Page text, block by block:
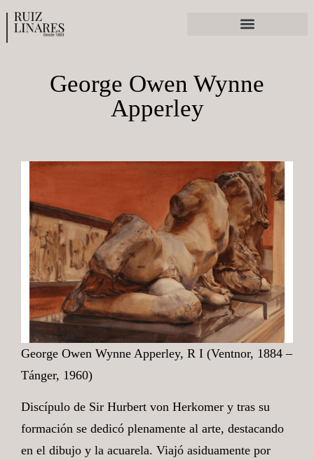
George Owen Wynne
Apperley
George Owen Wynne Apperley, R I (Ventnor, 1884 –
Tánger, 1960)
Discípulo de Sir Hurbert von Herkomer y tras su
formación se dedicó plenamente al arte, destacando
en el dibujo y la acuarela. Viajó asiduamente por